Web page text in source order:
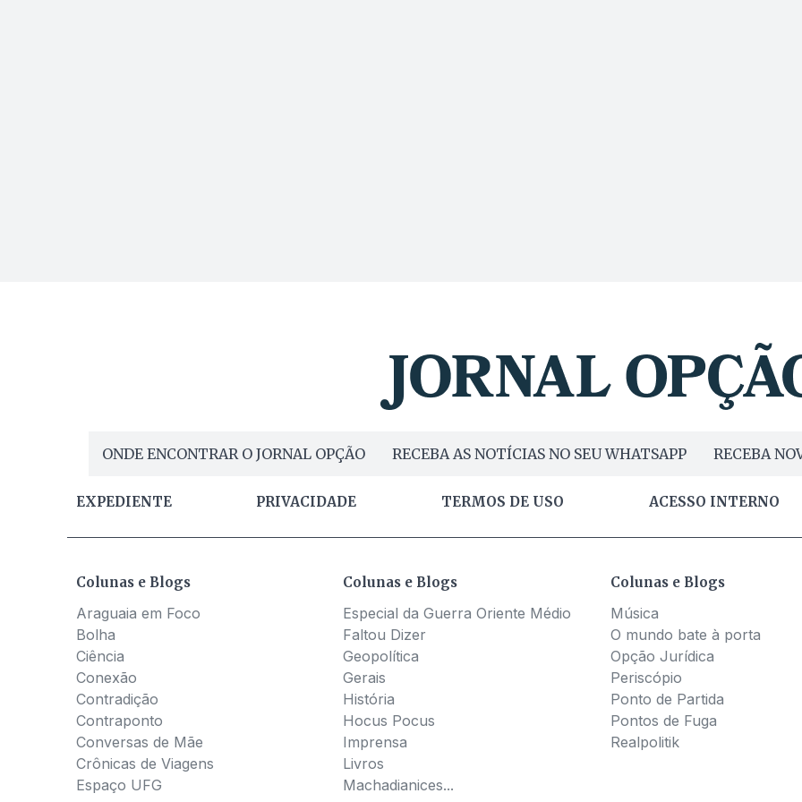
ONDE ENCONTRAR O JORNAL OPÇÃO RECEBA AS NOTÍCIAS NO SEU WHATSAPP RECEBA
EXPEDIENTE PRIVACIDADE TERMOS DE USO ACESSO INTERNO
Colunas e Blogs
Araguaia em Foco
Bolha
Ciência
Conexão
Contradição
Contraponto
Conversas de Mãe
Crônicas de Viagens
Espaço UFG
Colunas e Blogs
Especial da Guerra Oriente Médio
Faltou Dizer
Geopolítica
Gerais
História
Hocus Pocus
Imprensa
Livros
Machadianices...
Colunas e Blogs
Música
O mundo bate à porta
Opção Jurídica
Periscópio
Ponto de Partida
Pontos de Fuga
Realpolitik